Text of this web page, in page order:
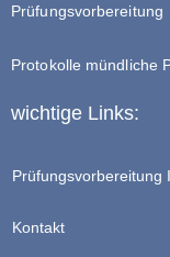
Prüfungsvorbereitung
Protokolle mündliche
wichtige Links:
Prüfungsvorbereitung
Kontakt